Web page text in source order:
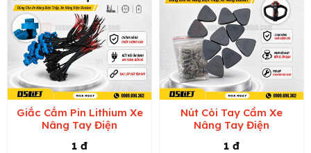
Giắc Cắm Pin Lithium Xe
Nâng Tay Điện
1 đ
Nút Còi Tay Cầm Xe
Nâng Tay Điện
1 đ